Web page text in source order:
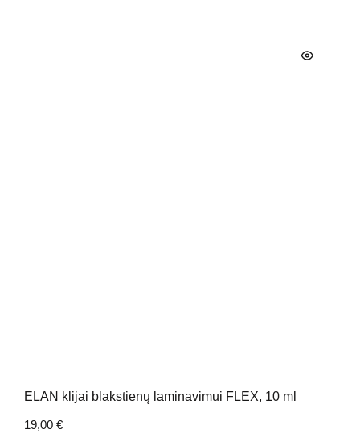
ELAN klijai blakstienų laminavimui FLEX, 10 ml
19,00 €